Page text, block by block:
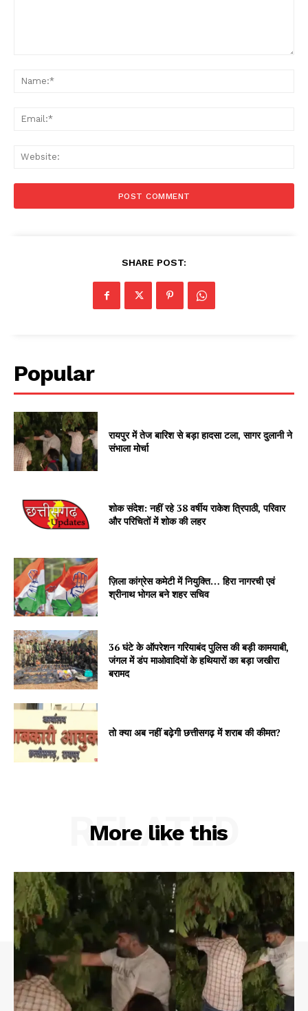
SHARE POST:
Popular
रायपुर में तेज बारिश से बड़ा हादसा टला, सागर दुलानी ने
संभाला मोर्चा
शोक संदेश: नहीं रहे 38 वर्षीय राकेश त्रिपाठी, परिवार
और परिचितों में शोक की लहर
ज़िला कांग्रेस कमेटी में नियुक्ति… हिरा नागरची एवं
श्रीनाथ भोगल बने शहर सचिव
36 घंटे के ऑपरेशन गरियाबंद पुलिस की बड़ी कामयाबी,
जंगल में डंप माओवादियों के हथियारों का बड़ा जखीरा
बरामद
तो क्या अब नहीं बढ़ेगी छत्तीसगढ़ में शराब की कीमत?
More like this
RELATED